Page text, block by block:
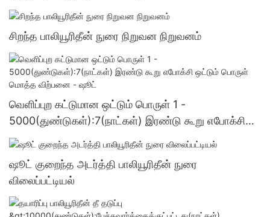
சிறந்த பாலியூரிதீன் நுரை நிறுவன நிறுவனம்
வெளிப்புற கட்டுமான ஒட்டும் பொருள் 1 -
5000(துண்டுகள்):7(நாட்கள்) இரண்டு கூறு எபோக்சி
ஒட்டும் பொருள் மொத்த விற்பனை - ஷூட்
ஷூட் குறைந்த அடர்த்தி பாலியூரிதீன் நுரை
விலைப்பட்டியல்